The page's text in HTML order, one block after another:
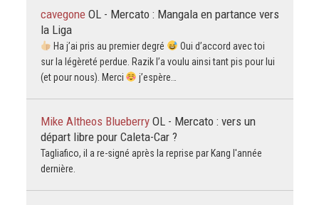
cavegone OL - Mercato : Mangala en partance vers
la Liga
Ha j’ai pris au premier degré
Oui d’accord avec toi
sur la légèreté perdue. Razik l’a voulu ainsi tant pis pour lui
(et pour nous). Merci
j’espère…
Mike Altheos Blueberry OL - Mercato : vers un
départ libre pour Caleta-Car ?
Tagliafico, il a re-signé après la reprise par Kang l'année
dernière.